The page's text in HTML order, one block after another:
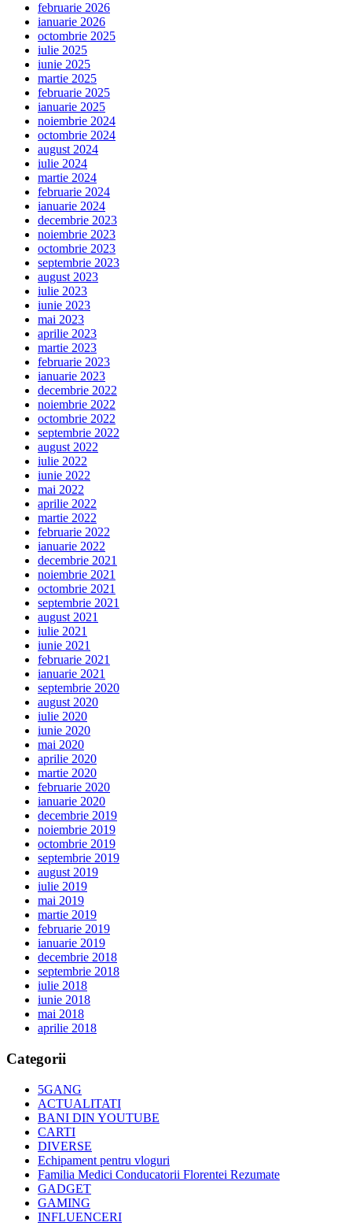
februarie 2026
ianuarie 2026
octombrie 2025
iulie 2025
iunie 2025
martie 2025
februarie 2025
ianuarie 2025
noiembrie 2024
octombrie 2024
august 2024
iulie 2024
martie 2024
februarie 2024
ianuarie 2024
decembrie 2023
noiembrie 2023
octombrie 2023
septembrie 2023
august 2023
iulie 2023
iunie 2023
mai 2023
aprilie 2023
martie 2023
februarie 2023
ianuarie 2023
decembrie 2022
noiembrie 2022
octombrie 2022
septembrie 2022
august 2022
iulie 2022
iunie 2022
mai 2022
aprilie 2022
martie 2022
februarie 2022
ianuarie 2022
decembrie 2021
noiembrie 2021
octombrie 2021
septembrie 2021
august 2021
iulie 2021
iunie 2021
februarie 2021
ianuarie 2021
septembrie 2020
august 2020
iulie 2020
iunie 2020
mai 2020
aprilie 2020
martie 2020
februarie 2020
ianuarie 2020
decembrie 2019
noiembrie 2019
octombrie 2019
septembrie 2019
august 2019
iulie 2019
mai 2019
martie 2019
februarie 2019
ianuarie 2019
decembrie 2018
septembrie 2018
iulie 2018
iunie 2018
mai 2018
aprilie 2018
Categorii
5GANG
ACTUALITATI
BANI DIN YOUTUBE
CARTI
DIVERSE
Echipament pentru vloguri
Familia Medici Conducatorii Florentei Rezumate
GADGET
GAMING
INFLUENCERI